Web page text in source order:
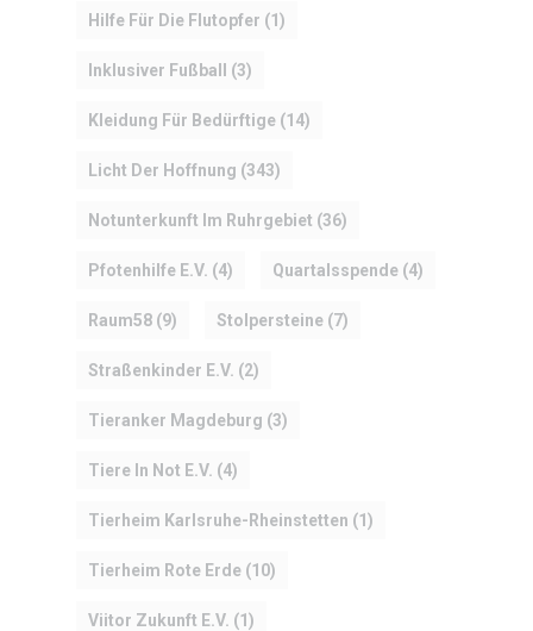
Hilfe Für Die Flutopfer (1)
Inklusiver Fußball (3)
Kleidung Für Bedürftige (14)
Licht Der Hoffnung (343)
Notunterkunft Im Ruhrgebiet (36)
Pfotenhilfe E.V. (4) Quartalsspende (4)
Raum58 (9) Stolpersteine (7)
Straßenkinder E.V. (2)
Tieranker Magdeburg (3)
Tiere In Not E.V. (4)
Tierheim Karlsruhe-Rheinstetten (1)
Tierheim Rote Erde (10)
Viitor Zukunft E.V. (1)